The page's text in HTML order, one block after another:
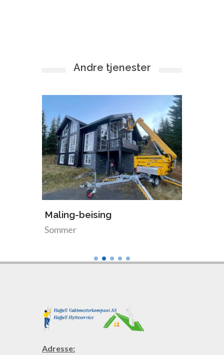
Andre tjenester
Maling-beising
Sommer
Adresse: